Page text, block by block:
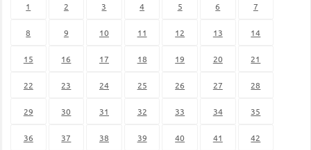
1 2 3 4 5 6 7
8 9 10 11 12 13 14
15 16 17 18 19 20 21
22 23 24 25 26 27 28
29 30 31 32 33 34 35
36 37 38 39 40 41 42